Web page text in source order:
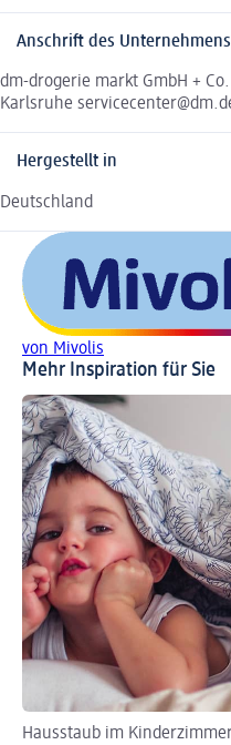
Anschrift des Unternehmens
dm-drogerie markt GmbH +
Karlsruhe
Hergestellt in
Deutschland
von Mivolis
Mehr Inspiration für Sie
Hausstaub im